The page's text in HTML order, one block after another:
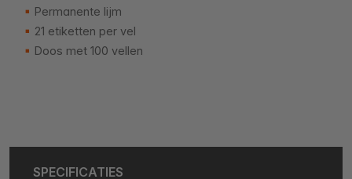
Permanente lijm
21 etiketten per vel
Doos met 100 vellen
SPECIFICATIES